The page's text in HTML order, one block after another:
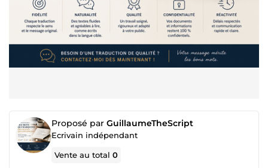
Proposé par GuillaumeTheScript
Ecrivain indépendant
Vente au total0